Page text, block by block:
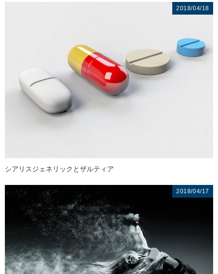
2018/04/18
シアリスジェネリックとザルティア
2018/04/17